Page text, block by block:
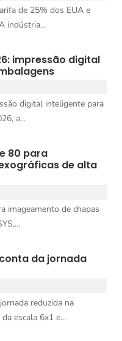
de 25% dos EUA e
indústria...
impressão digital
digital inteligente para
a...
80 para
de alta
imageamento de chapas
da jornada
reduzida na
escala 6x1 e...